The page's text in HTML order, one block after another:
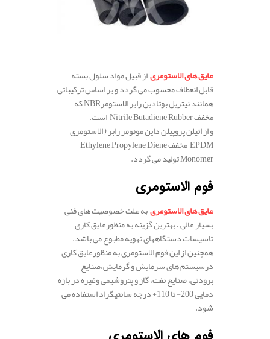
عایق های الاستومریاز قبیل مواد سلول بسته
قابل انعطاف محسوب می گردد و بر اساس ترکیباتی
همانند نیتریل بوتادین رابر الاستومرNBR که
مخفف Nitrile Butadiene Rubber است.
و از اتیلن پروپیلن داین مونومر رابر ( الاستومری
EPDM مخفف Ethylene Propylene Diene
Monomer تولید می گردد.
فوم الاستومری
عایق های الاستومریبه علت خصوصیت های فنی
بسیار عالی ، بهترین گزینه به منظورعایق کاری
تاسیسات دستگاههای تهویه مطبوع می باشد.
همچنین از این فوم الاستومری به منظورعایق کاری
درسیستم های سرمایش و گرمایش،صنایع
برودتی، صنایع نفت، گاز و پتروشیمی وغیره در بازه
دمایی 200- تا 110+ درجه سانتیگراد استفاده می
شود.